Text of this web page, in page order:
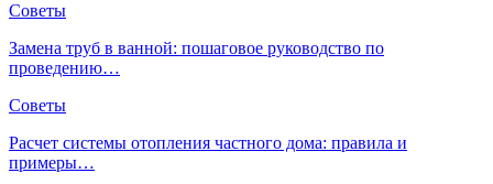
Советы
Замена труб в ванной: пошаговое руководство по
проведению…
Советы
Расчет системы отопления частного дома: правила и
примеры…